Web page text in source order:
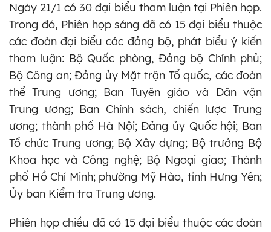
Ngày 21/1 có 30 đại biểu tham luận tại Phiên họp.
Trong đó, Phiên họp sáng đã có 15 đại biểu thuộc
các đoàn đại biểu các đảng bộ, phát biểu ý kiến
tham luận: Bộ Quốc phòng, Đảng bộ Chính phủ;
Bộ Công an; Đảng ủy Mặt trận Tổ quốc, các đoàn
thể Trung ương; Ban Tuyên giáo và Dân vận
Trung ương; Ban Chính sách, chiến lược Trung
ương; thành phố Hà Nội; Đảng ủy Quốc hội; Ban
Tổ chức Trung ương; Bộ Xây dựng; Bộ trưởng Bộ
Khoa học và Công nghệ; Bộ Ngoại giao; Thành
phố Hồ Chí Minh; phường Mỹ Hào, tỉnh Hưng Yên;
Ủy ban Kiểm tra Trung ương.
Phiên họp chiều đã có 15 đại biểu thuộc các đoàn